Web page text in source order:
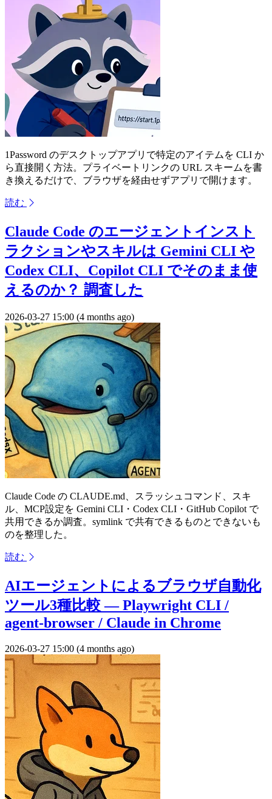
1Password のデスクトップアプリで特定のアイテムを CLI か
ら直接開く方法。プライベートリンクの URL スキームを書
き換えるだけで、ブラウザを経由せずアプリで開けます。
読む
Claude Code のエージェントインスト
ラクションやスキルは Gemini CLI や
Codex CLI、Copilot CLI でそのまま使
えるのか？ 調査した
2026-03-27 15:00 (4 months ago)
Claude Code の CLAUDE.md、スラッシュコマンド、スキ
ル、MCP設定を Gemini CLI・Codex CLI・GitHub Copilot で
共用できるか調査。symlink で共有できるものとできないも
のを整理した。
読む
AIエージェントによるブラウザ自動化
ツール3種比較 — Playwright CLI /
agent-browser / Claude in Chrome
2026-03-27 15:00 (4 months ago)